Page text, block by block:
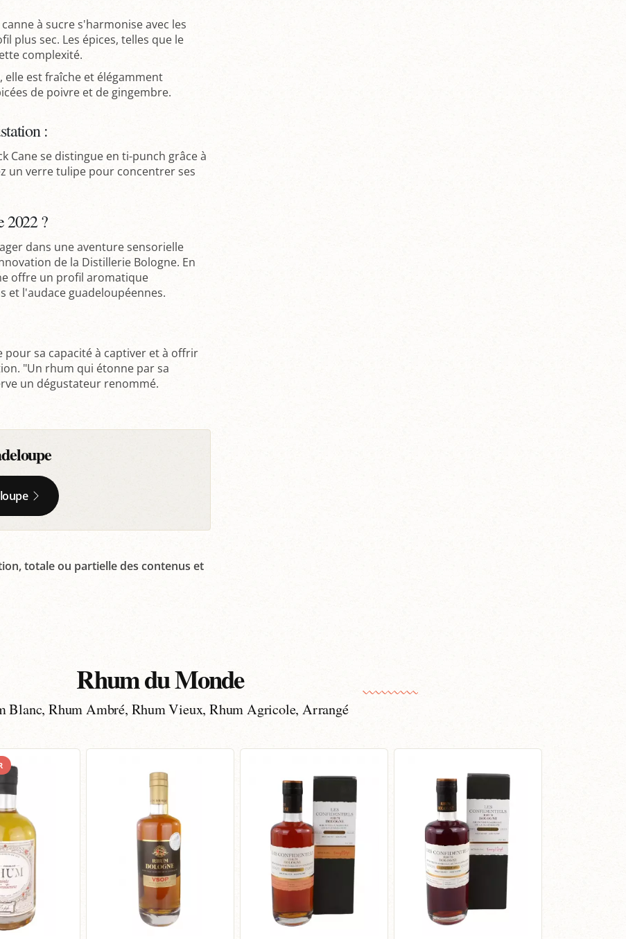
à sucre s'harmonise avec les
plus sec. Les épices, telles que le
complexité.
est fraîche et élégamment
de poivre et de gingembre.
:
Cane se distingue en ti-punch grâce à
un verre tulipe pour concentrer ses
2022 ?
dans une aventure sensorielle
de la Distillerie Bologne. En
offre un profil aromatique
et l'audace guadeloupéennes.
pour sa capacité à captiver et à offrir
"Un rhum qui étonne par sa
un dégustateur renommé.
totale ou partielle des contenus et
Rhum du Monde
Blanc, Rhum Ambré, Rhum Vieux, Rhum Agricole, Arrangé